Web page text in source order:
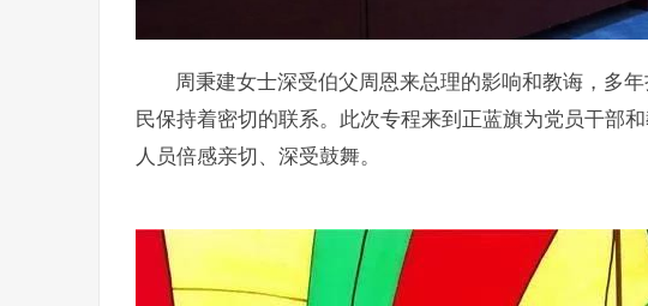
周秉建女士深受伯父周恩来总理的影响和教诲，多
民保持着密切的联系。此次专程来到正蓝旗为党员干部
人员倍感亲切、深受鼓舞。